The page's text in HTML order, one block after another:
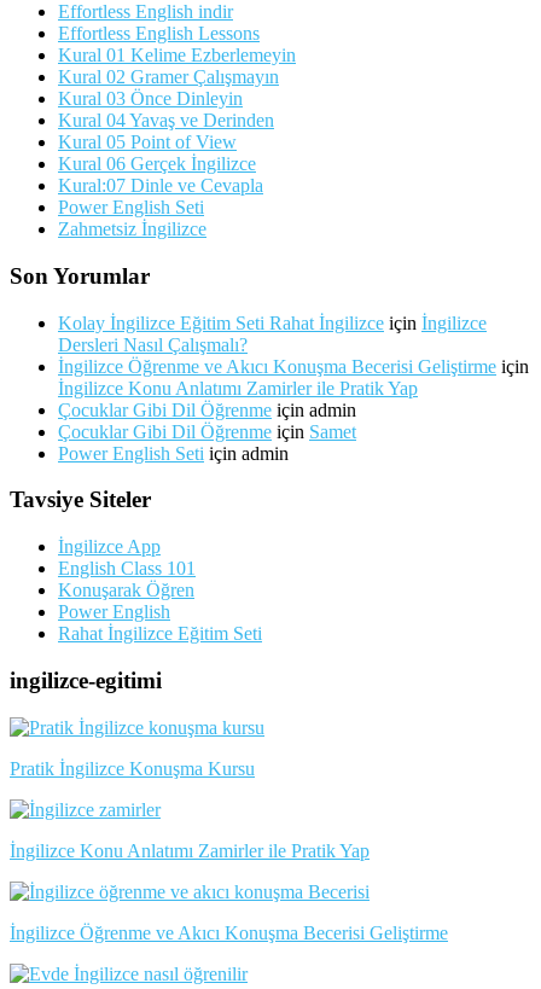
Effortless English indir
Effortless English Lessons
Kural 01 Kelime Ezberlemeyin
Kural 02 Gramer Çalışmayın
Kural 03 Önce Dinleyin
Kural 04 Yavaş ve Derinden
Kural 05 Point of View
Kural 06 Gerçek İngilizce
Kural:07 Dinle ve Cevapla
Power English Seti
Zahmetsiz İngilizce
Son Yorumlar
Kolay İngilizce Eğitim Seti Rahat İngilizce için İngilizce
Dersleri Nasıl Çalışmalı?
İngilizce Öğrenme ve Akıcı Konuşma Becerisi Geliştirme için
İngilizce Konu Anlatımı Zamirler ile Pratik Yap
Çocuklar Gibi Dil Öğrenme için admin
Çocuklar Gibi Dil Öğrenme için Samet
Power English Seti için admin
Tavsiye Siteler
İngilizce App
English Class 101
Konuşarak Öğren
Power English
Rahat İngilizce Eğitim Seti
ingilizce-egitimi
Pratik İngilizce Konuşma Kursu
İngilizce Konu Anlatımı Zamirler ile Pratik Yap
İngilizce Öğrenme ve Akıcı Konuşma Becerisi Geliştirme